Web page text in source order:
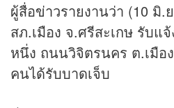
ผู้สื่อข่าวรายงานว่า (10 มิ.
สภ.เมือง จ.ศรีสะเกษ รับแ
หนึ่ง ถนนวิจิตรนคร ต.เมือ
คนได้รับบาดเจ็บ